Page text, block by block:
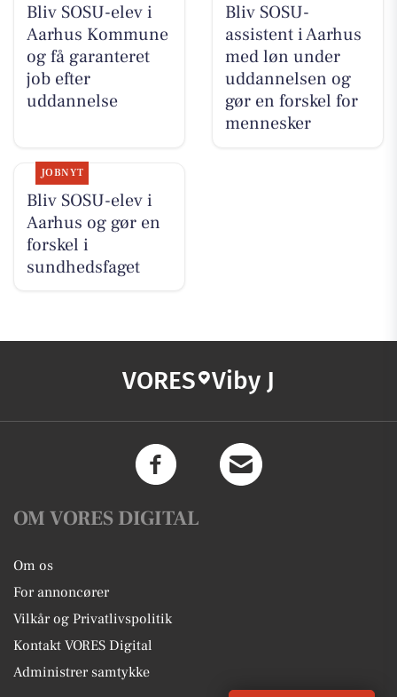
Bliv SOSU-elev i
Aarhus Kommune
og få garanteret
job efter
uddannelse
Bliv SOSU-
assistent i Aarhus
med løn under
uddannelsen og
gør en forskel for
mennesker
JOBNYT
Bliv SOSU-elev i
Aarhus og gør en
forskel i
sundhedsfaget
VORES Viby J
OM VORES DIGITAL
Om os
For annoncører
Vilkår og Privatlivspolitik
Kontakt VORES Digital
Administrer samtykke